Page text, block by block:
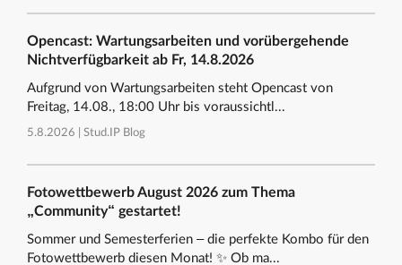
Opencast: Wartungsarbeiten und vorübergehende
Nichtverfügbarkeit ab Fr, 14.8.2026
Aufgrund von Wartungsarbeiten steht Opencast von
Freitag, 14.08., 18:00 Uhr bis voraussichtl...
5.8.2026 | Stud.IP Blog
Fotowettbewerb August 2026 zum Thema
„Community“ gestartet!
Sommer und Semesterferien – die perfekte Kombo für den
Fotowettbewerb diesen Monat! ✨ Ob ma...